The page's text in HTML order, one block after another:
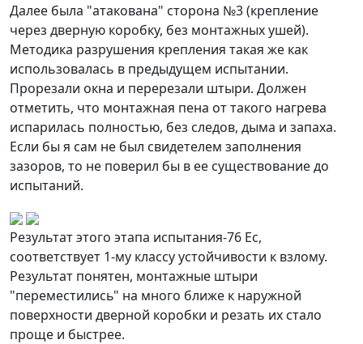
Далее была "атакована" сторона №3 (крепление
через дверную коробку, без монтажных ушей).
Методика разрушения крепления такая же как
использовалась в предыдущем испытании.
Прорезали окна и перерезали штыри. Должен
отметить, что монтажная пена от такого нагрева
испарилась полностью, без следов, дыма и запаха.
Если бы я сам не был свидетелем заполнения
зазоров, то не поверил бы в ее существование до
испытаний.
Результат этого этапа испытания-76 Ес,
соответствует 1-му классу устойчивости к взлому.
Результат понятен, монтажные штыри
"переместились" на много ближе к наружной
поверхности дверной коробки и резать их стало
проще и быстрее.